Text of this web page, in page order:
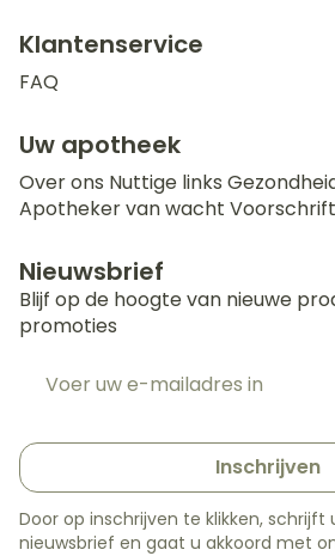
Klantenservice
FAQ
Uw apotheek
Over ons Nuttige links
Apotheker van wacht Voorschrift
Nieuwsbrief
Blijf op de hoogte van nieuwe
promoties
Inschrijven
Door op inschrijven te klikken, schrijft
nieuwsbrief en gaat u akkoord met